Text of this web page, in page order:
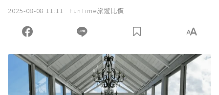
2025-08-08 11:11 FunTime旅遊比價